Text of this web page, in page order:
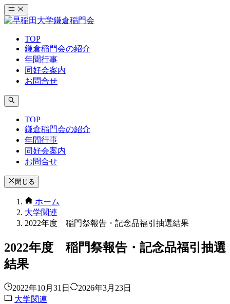
コ
ン
ッ
プ
TOP
鎌倉稲門会の紹介
年間行事
同好会案内
お問合せ
TOP
鎌倉稲門会の紹介
年間行事
同好会案内
お問合せ
閉じる
ホーム
大学関連
2022年度 稲門祭報告・記念品福引抽選結果
2022年度 稲門祭報告・記念品福引抽選
結果
2022年10月31日
2026年3月23日
大学関連